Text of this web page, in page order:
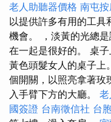
老人助聽器價格 南屯
以提供許多有用的工具
機會。 ，淡黃的光總
在一起是很好的。 桌
黃色頭髮女人的桌子上
個開關，以照亮拿著玫
入手臂下方的大廳。
國簽證 台南徵信社 台